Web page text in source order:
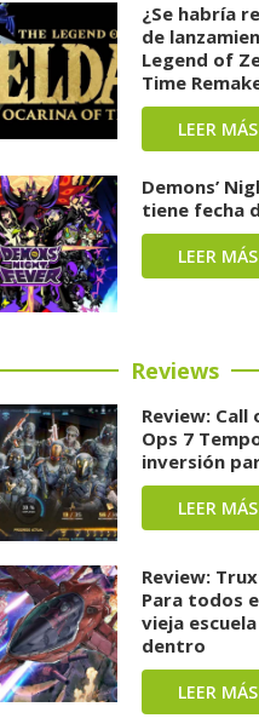
¿Se habría
de
Legend of
Time
LEER MÁS
Demons’
tiene fecha
LEER MÁS
Reviews
Review:
Ops 7
inversión
LEER MÁS
Review:
Para todos
vieja
dentro
LEER MÁS